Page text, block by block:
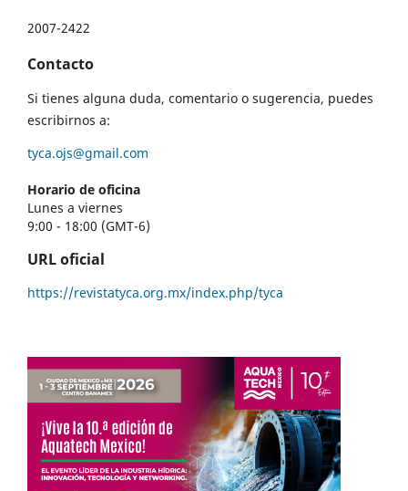
2007-2422
Contacto
Si tienes alguna duda, comentario o sugerencia, puedes
escribirnos a:
tyca.ojs@gmail.com
Horario de oficina
Lunes a viernes
9:00 - 18:00 (GMT-6)
URL oficial
https://revistatyca.org.mx/index.php/tyca